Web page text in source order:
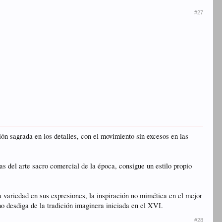
#27
sagrada en los detalles, con el movimiento sin excesos en las
del arte sacro comercial de la época, consigue un estilo propio
en sus expresiones, la inspiración no mimética en el mejor
desdiga de la tradición imaginera iniciada en el XVI.
#28